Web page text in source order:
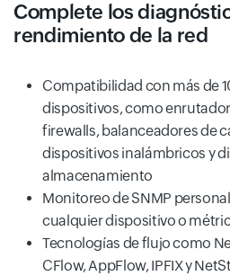
Complete los
rendimiento de la red
Compatibilidad con más de
dispositivos, como
firewalls, balanceadores de
dispositivos inalámbricos y
almacenamiento
Monitoreo de SNMP
cualquier dispositivo o
Tecnologías de flujo como
CFlow, AppFlow, IPFIX y